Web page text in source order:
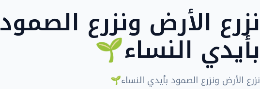
نزرع الأرض ونزرع الصمود
بأيدي النساء🌱
نزرع الأرض ونزرع الصمود بأيدي النساء🌱